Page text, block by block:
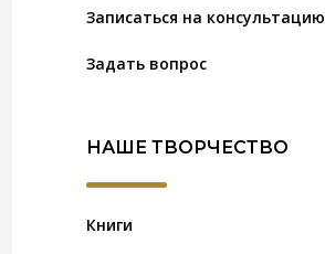
Записаться на консультацию
Задать вопрос
НАШЕ ТВОРЧЕСТВО
Книги